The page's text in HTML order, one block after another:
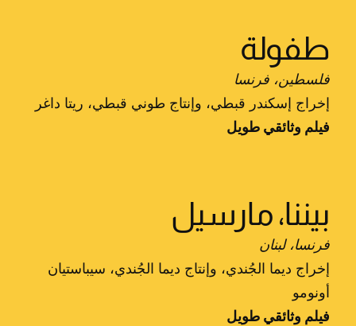
طفولة
فلسطين، فرنسا
إخراج إسكندر قبطي، وإنتاج طوني قبطي، ريتا داغر
فيلم وثائقي طويل
بيننا، مارسيل
فرنسا، لبنان
إخراج ديما الجُندي، وإنتاج ديما الجُندي، سيباستيان
أونومو
فيلم وثائقي طويل